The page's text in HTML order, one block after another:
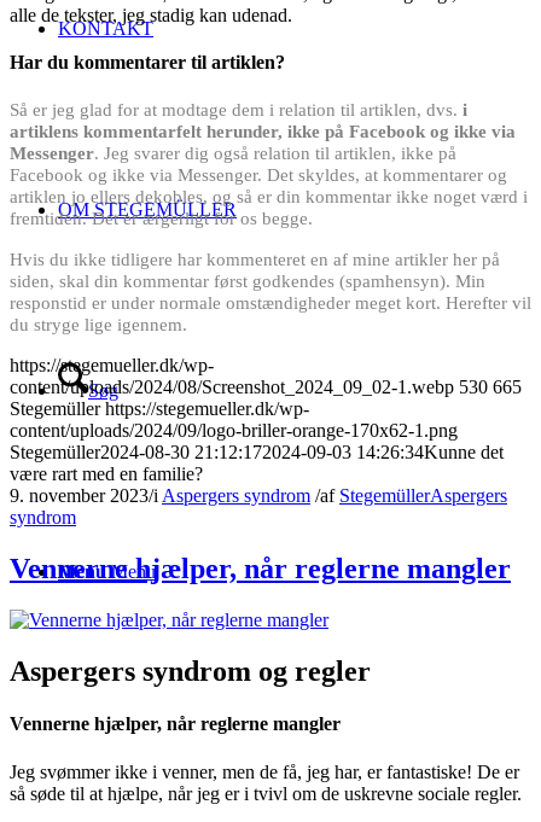
KONTAKT
OM STEGEMÜLLER
Søg
Menu Menu
alle de tekster, jeg stadig kan udenad.
Har du kommentarer til artiklen?
Så er jeg glad for at modtage dem i relation til artiklen, dvs. i
artiklens kommentarfelt herunder, ikke på Facebook og ikke via
Messenger. Jeg svarer dig også relation til artiklen, ikke på
Facebook og ikke via Messenger. Det skyldes, at kommentarer og
artiklen jo ellers dekobles, og så er din kommentar ikke noget værd i
fremtiden. Det er ærgerligt for os begge.
Hvis du ikke tidligere har kommenteret en af mine artikler her på
siden, skal din kommentar først godkendes (spamhensyn). Min
responstid er under normale omstændigheder meget kort. Herefter vil
du stryge lige igennem.
https://stegemueller.dk/wp-
content/uploads/2024/08/Screenshot_2024_09_02-1.webp 530 665
Stegemüller https://stegemueller.dk/wp-
content/uploads/2024/09/logo-briller-orange-170x62-1.png
Stegemüller2024-08-30 21:12:172024-09-03 14:26:34Kunne det
være rart med en familie?
9. november 2023/i Aspergers syndrom /af StegemüllerAspergers
syndrom
Vennerne hjælper, når reglerne mangler
Aspergers syndrom og regler
Vennerne hjælper, når reglerne mangler
Jeg svømmer ikke i venner, men de få, jeg har, er fantastiske! De er
så søde til at hjælpe, når jeg er i tvivl om de uskrevne sociale regler.